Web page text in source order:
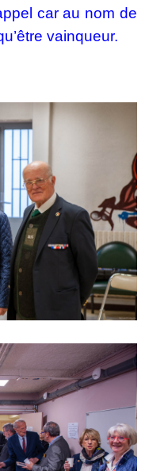
car au nom de
vainqueur.